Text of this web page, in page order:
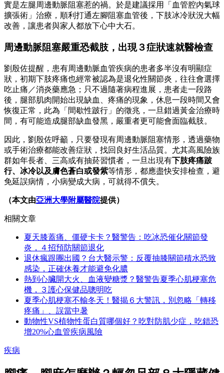
實是左腿周邊動脈阻塞惹的禍。於是建議採用「血管腔內氣球
擴張術」治療，順利打通左腳阻塞血管後，下肢冰冷狀況大幅
改善，讓患者與家人都放下心中大石。
周邊動脈阻塞嚴重恐截肢，出現３症狀速就醫檢查
劉殷佐提醒，患有周邊動脈血管疾病的患者多半沒有明顯症
狀，初期下肢疼痛也經常被認為是退化性關節炎，往往會選擇
吃止痛／消炎藥應急；只不過隨著病程進展，患者走一段路
後，腿部肌肉開始出現缺血、疼痛的現象，休息一段時間又會
恢復正常，此為「間歇性跛行」的徵兆，一旦錯過黃金治療時
間，有可能造成腿部缺血發黑，嚴重者更可能會面臨截肢。
因此，劉殷佐呼籲，只要發現有周邊動脈阻塞情形，透過藥物
或手術治療都能改善症狀，找回良好生活品質。尤其高風險族
群如年長者、三高或有抽菸習慣者，一旦出現有下肢疼痛跛
行、冰冷以及膚色蒼白或發紫等情形，都應盡快安排檢查，避
免延誤病情，小病變成大病，可就得不償失。
（本文由亞洲大學附屬醫院提供）
相關文章
夏天膝蓋痛、僵硬卡卡？醫警告：吃冰恐催化關節發
炎，４招預防關節退化
退休瘋跟團出國？台大醫示警：反覆抽膝關節積水恐致
感染，正確休養才能避免化膿
熱到心臟開大火、血液變糖漿？醫警告夏季心肌梗塞危
機，３護心保健品聰明吃
夏季心肌梗塞不輸冬天！醫揭６大警訊，別忽略「轉移
疼痛」、誤當中暑
動物性VS植物性蛋白質哪個好？吃對防肌少症，吃錯恐
增20%心血管疾病風險
疾病